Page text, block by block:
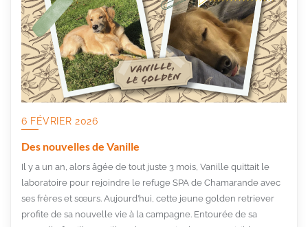
6 FÉVRIER 2026
Des nouvelles de Vanille
Il y a un an, alors âgée de tout juste 3 mois, Vanille quittait le
laboratoire pour rejoindre le refuge SPA de Chamarande avec
ses frères et sœurs. Aujourd’hui, cette jeune golden retriever
profite de sa nouvelle vie à la campagne. Entourée de sa